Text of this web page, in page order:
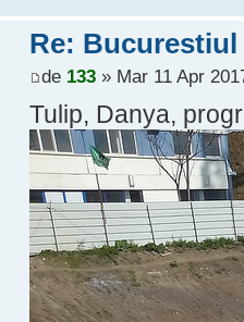
Re:
de 133» Mar 11 Apr
Tulip, Danya,